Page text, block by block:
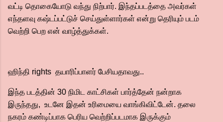
வட்டி தொகையோடு வந்து நிற்பார். இந்தப்படத்தை அவர்கள்
எந்தளவு கஷ்டப்பட்டுச் செய்துள்ளார்கள் என்று தெரியும் படம்
வெற்றி பெற என் வாழ்த்துக்கள்.
ஹிந்தி rights தயாரிப்பாளர் பேசியதாவது..
இந்த படத்தின் 30 நிமிட காட்சிகள் பார்த்தேன் நன்றாக
இருந்தது, உடனே இதன் உரிமையை வாங்கிவிட்டேன். தலை
நகரம் கண்டிப்பாக பெரிய வெற்றிப்படமாக இருக்கும்